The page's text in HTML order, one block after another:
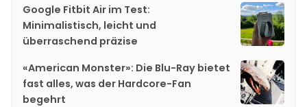
Google Fitbit Air im Test:
Minimalistisch, leicht und
überraschend präzise
«American Monster»: Die Blu-Ray bietet
fast alles, was der Hardcore-Fan
begehrt